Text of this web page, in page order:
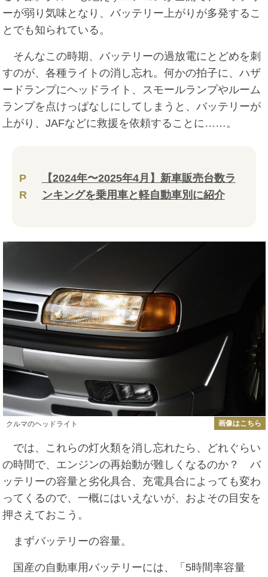
ーが弱り気味となり、バッテリー上がりが多発するこ
とでも知られている。
そんなこの時期、バッテリーの過放電にとどめを刺
すのが、各種ライトの消し忘れ。何かの拍子に、ハザ
ードランプにヘッドライト、スモールランプやルーム
ランプを点けっぱなしにしてしまうと、バッテリーが
上がり、JAFなどに救援を依頼することに……。
P
R
【2024年〜2025年4月】新車販売台数ラ
ンキングを乗用車と軽自動車別に紹介
クルマのヘッドライト 画像はこちら
では、これらの灯火類を消し忘れたら、どれぐらい
の時間で、エンジンの再始動が難しくなるのか？ バ
ッテリーの容量と劣化具合、充電具合によっても変わ
ってくるので、一概にはいえないが、およその目安を
押さえておこう。
まずバッテリーの容量。
国産の自動車用バッテリーには、「5時間率容量